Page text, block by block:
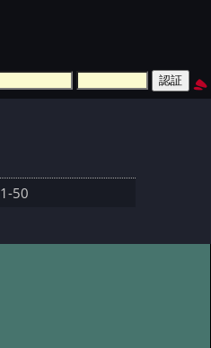
1-50